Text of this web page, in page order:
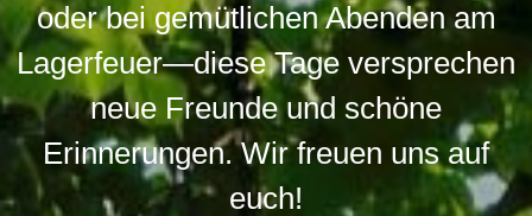
oder bei gemütlichen Abenden am
Lagerfeuer—diese Tage versprechen
neue Freunde und schöne
Erinnerungen. Wir freuen uns auf
euch!